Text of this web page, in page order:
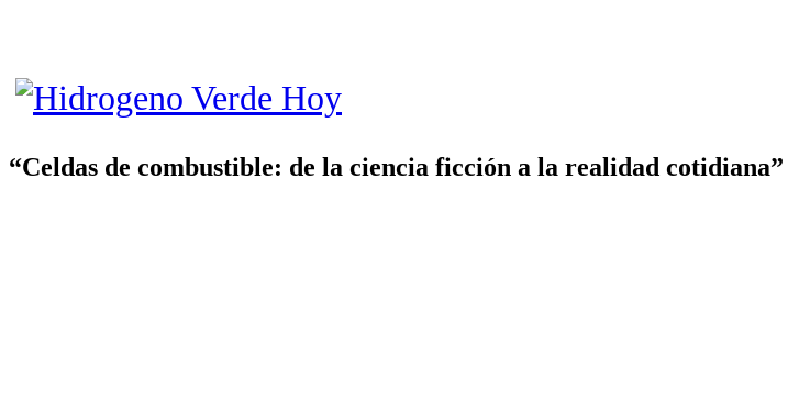
“Celdas de combustible: de la ciencia ficción a la realidad cotidiana”